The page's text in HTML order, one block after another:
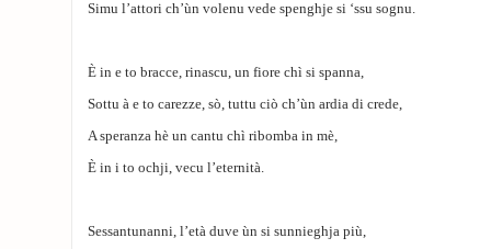
Simu l’attori ch’ùn volenu vede spenghje si ‘ssu sognu.
È in e to bracce, rinascu, un fiore chì si spanna,
Sottu à e to carezze, sò, tuttu ciò ch’ùn ardia di crede,
A speranza hè un cantu chì ribomba in mè,
È in i to ochji, vecu l’eternità.
Sessantunanni, l’età duve ùn si sunnieghja più,